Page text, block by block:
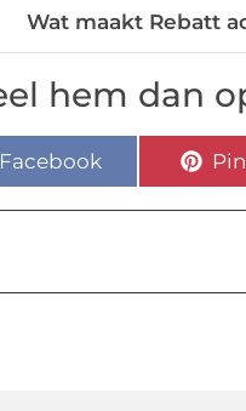
Wat maakt Rebatt
hem dan
Facebook